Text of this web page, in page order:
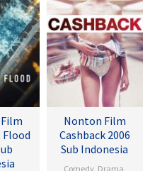
Flood
Nonton Film
Cashback 2006
Sub Indonesia
Comedy, Drama,